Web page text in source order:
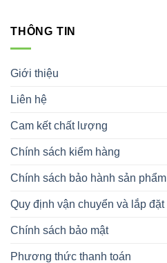
THÔNG TIN
Giới thiệu
Liên hệ
Cam kết chất lượng
Chính sách kiểm hàng
Chính sách bảo hành sản phẩm
Quy định vận chuyển và lắp đặt
Chính sách bảo mật
Phương thức thanh toán